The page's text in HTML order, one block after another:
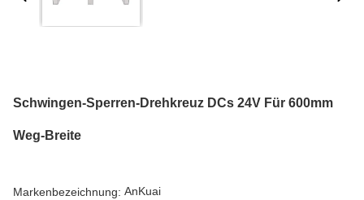
Schwingen-Sperren-Drehkreuz DCs 24V Für 600mm
Weg-Breite
Markenbezeichnung: AnKuai